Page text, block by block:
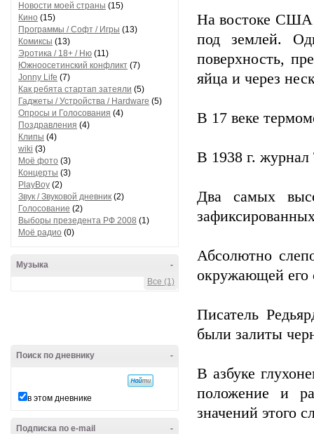
Новости моей страны (15)
Кино (15)
Программы / Софт / Игры (13)
Комиксы (13)
Эротика / 18+ / Ню (11)
Южноосетинский конфликт (7)
Jonny Life (7)
Как ребята стартап затеяли (5)
Гаджеты / Устройства / Hardware (5)
Опросы и Голосования (4)
Поздравления (4)
Клипы (4)
wiki (3)
Моё фото (3)
Концерты (3)
PlayBoy (2)
Звук / Звуковой дневник (2)
Голосование (2)
Выборы презедента РФ 2008 (1)
Моё радио (0)
-
Музыка
Все (1)
-
Поиск по дневнику
в этом дневнике
-
Подписка по e-mail
На востоке США
под землей.
поверхность,
яйца и через
В 17 веке
В 1938 г. журнал
Два самых
Абсолютно
окружающей его
Писатель
были залиты
В азбуке
положение и
значений этого